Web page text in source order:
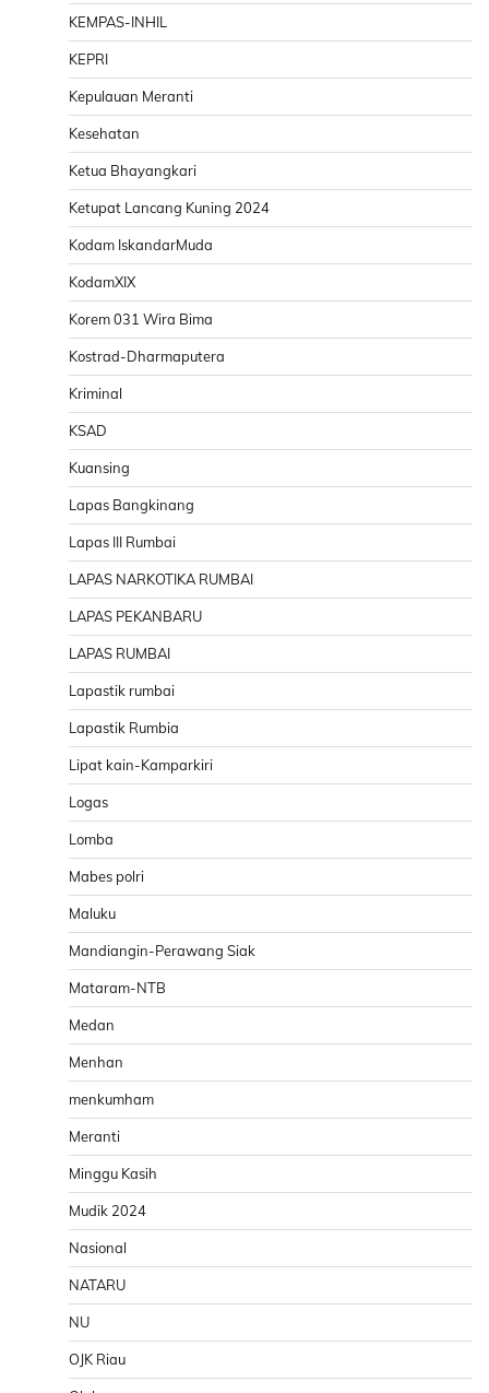
KEMPAS-INHIL
KEPRI
Kepulauan Meranti
Kesehatan
Ketua Bhayangkari
Ketupat Lancang Kuning 2024
Kodam IskandarMuda
KodamXIX
Korem 031 Wira Bima
Kostrad-Dharmaputera
Kriminal
KSAD
Kuansing
Lapas Bangkinang
Lapas III Rumbai
LAPAS NARKOTIKA RUMBAI
LAPAS PEKANBARU
LAPAS RUMBAI
Lapastik rumbai
Lapastik Rumbia
Lipat kain-Kamparkiri
Logas
Lomba
Mabes polri
Maluku
Mandiangin-Perawang Siak
Mataram-NTB
Medan
Menhan
menkumham
Meranti
Minggu Kasih
Mudik 2024
Nasional
NATARU
NU
OJK Riau